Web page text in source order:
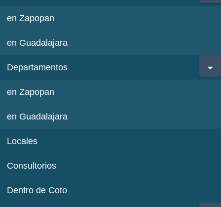
en Zapopan
en Guadalajara
Departamentos
en Zapopan
en Guadalajara
Locales
Consultorios
Dentro de Coto